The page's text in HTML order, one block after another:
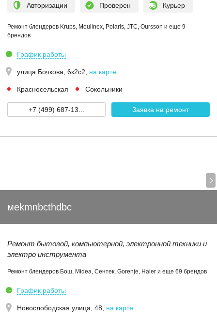
Авторизации Проверен Курьер
Ремонт блендеров Krups, Moulinex, Polaris, JTC, Oursson и еще 9
брендов
График работы
улица Бочкова, 6к2с2 на карте
Красносельская Сокольники
+7 (499) 687-13... Заявка на ремонт
мekmnbcthdbc
Ремонт бытовой, компьютерной, электронной техники и
электро инструмента
Ремонт блендеров Бош, Midea, Сентек, Gorenje, Haier и еще 69 брендов
График работы
Новослободская улица, 48 на карте